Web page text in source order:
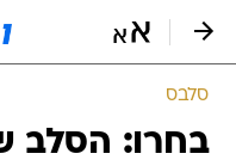
סלבס
בחרו: הסלב